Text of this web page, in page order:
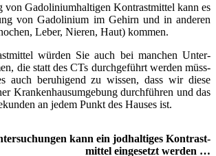
von Gado­li­ni­um­hal­ti­gen Kontrast­­mittel kann es
von Gado­li­ni­um im Gehirn und in ande­ren
Leber, Nie­ren, Haut) kom­men.
wür­den Sie auch bei man­chen Unter­­
die statt des CTs durch­­geführt wer­den müss­
auch be­­ruhigend zu wis­sen, dass wir die­se
Kranken­­haus­­um­­gebung durch­­führen und das
an jedem Punkt des Hau­ses ist.
kann ein jod­­haltiges Kontrast­­
mittel ein­­ge­­setzt wer­den …